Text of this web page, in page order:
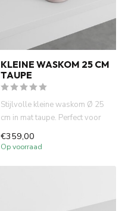
KLEINE WASKOM 25 CM
TAUPE
Stijlvolle kleine waskom Ø 25
cm in mat taupe. Perfect voor
fontein toiletten en...
€359,00
Op voorraad